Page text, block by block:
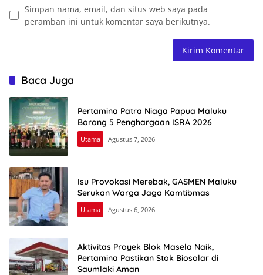
Simpan nama, email, dan situs web saya pada
peramban ini untuk komentar saya berikutnya.
Baca Juga
Pertamina Patra Niaga Papua Maluku
Borong 5 Penghargaan ISRA 2026
Utama Agustus 7, 2026
Isu Provokasi Merebak, GASMEN Maluku
Serukan Warga Jaga Kamtibmas
Utama Agustus 6, 2026
Aktivitas Proyek Blok Masela Naik,
Pertamina Pastikan Stok Biosolar di
Saumlaki Aman